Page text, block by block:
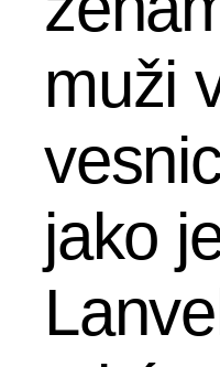
muži
jako